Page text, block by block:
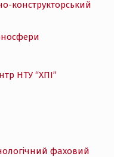
конструкторський
НТУ “ХПІ”
фаховий